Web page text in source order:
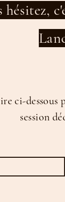
hésitez,
ci-
session